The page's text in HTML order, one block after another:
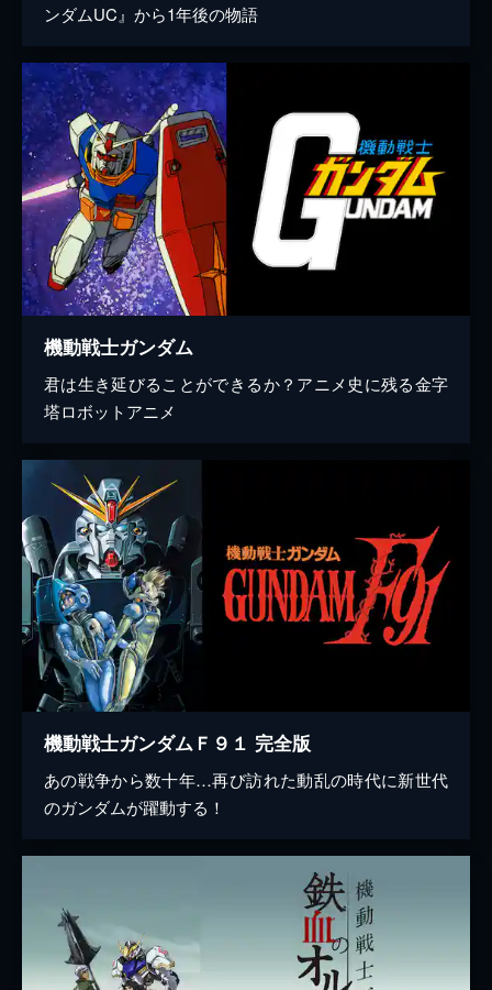
ンダムUC』から1年後の物語
機動戦士ガンダム
君は生き延びることができるか？アニメ史に残る金字
塔ロボットアニメ
機動戦士ガンダムＦ９１ 完全版
あの戦争から数十年…再び訪れた動乱の時代に新世代
のガンダムが躍動する！